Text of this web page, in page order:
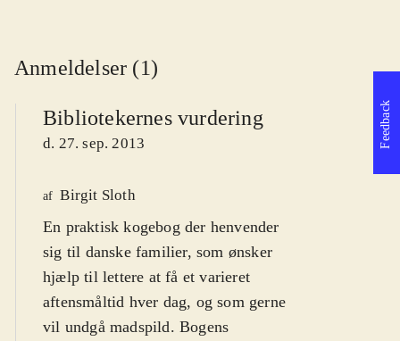
Anmeldelser (1)
Bibliotekernes vurdering
d. 27. sep. 2013
af Birgit Sloth
En praktisk kogebog der henvender
sig til danske familier, som ønsker
hjælp til lettere at få et varieret
aftensmåltid hver dag, og som gerne
vil undgå madspild. Bogens
Feedback